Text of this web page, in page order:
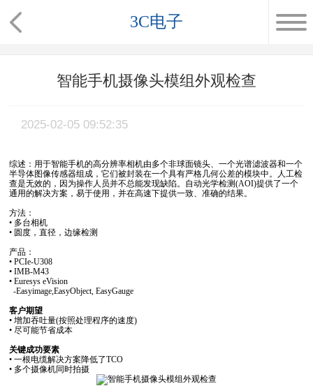
3C电子
智能手机摄像头模组外观检查
2025-02-05 09:52:35
综述：用于智能手机的高分辨率相机由多个非球面镜头、一个光谱滤波器和一个
半导体图像传感器组成，它们被封装在一个具有严格几何公差的模块中。人工检
查是无效的，因为操作人员并不总能发现缺陷。自动光学检测(AOI)提供了一个
通用的解决方案，易于使用，并在高速下提供一致、准确的结果。
方法：
• 多台相机
• 圆度，直径，边缘检测
产品：
• PCIe-U308
• IMB-M43
• Euresys eVision
-Easyimage,EasyObject, EasyGauge
客户期望
• 增加吞吐量(按照处理程序的速度)
• 尽可能节省成本
关键成功要素
• 一根电缆解决方案降低了TCO
• 多个摄像机同时拍摄